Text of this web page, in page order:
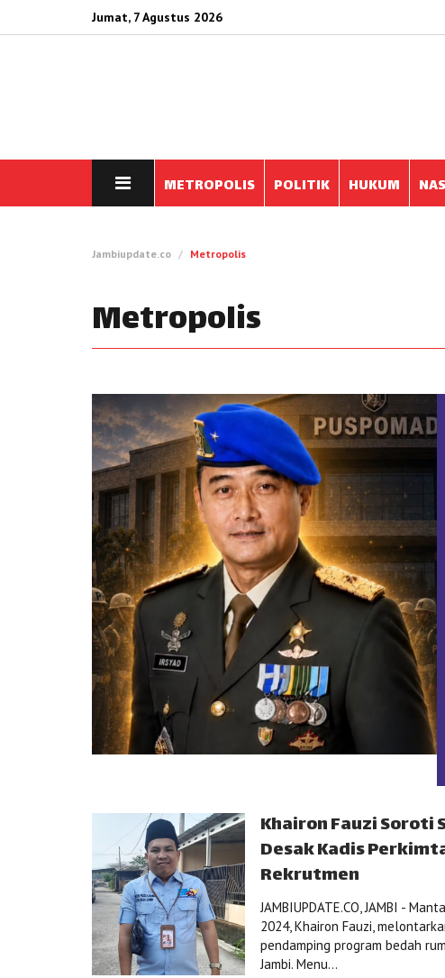
Jumat, 7 Agustus 2026
METROPOLIS POLITIK HUKUM
Jambiupdate.co Metropolis
Metropolis
Khairon Fauzi Soroti
Desak Kadis
Rekrutmen
JAMBIUPDATE.CO, JAMBI -
2024, Khairon Fauzi,
pendamping program bedah
Jambi. Menu...